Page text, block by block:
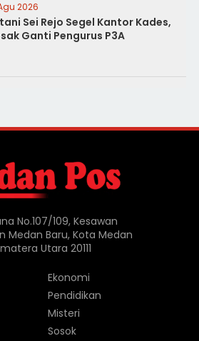
2026
Sei Rejo Segel Kantor Kades,
Ganti Pengurus P3A
No.107/109, Kesawan
Medan Baru, Kota Medan
Utara 20111
Ekonomi
Pendidikan
Misteri
Sosok